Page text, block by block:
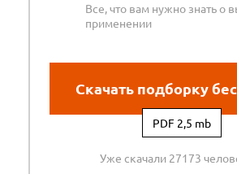
Все, что вам нужно знать о
применении
Скачать подборку
PDF 2,5 mb
Уже скачали 27173